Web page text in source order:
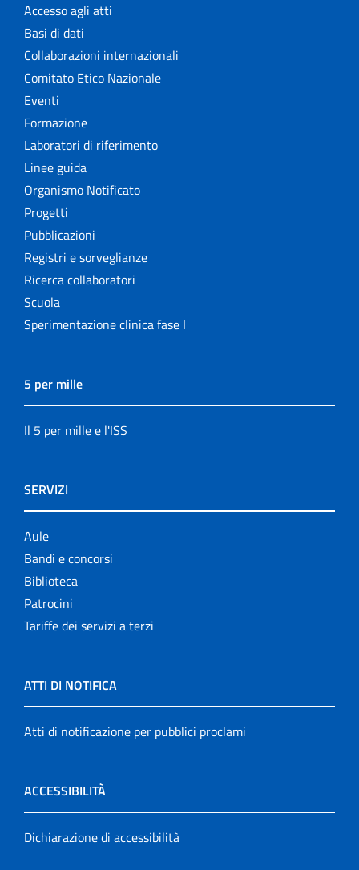
Accesso agli atti
Basi di dati
Collaborazioni internazionali
Comitato Etico Nazionale
Eventi
Formazione
Laboratori di riferimento
Linee guida
Organismo Notificato
Progetti
Pubblicazioni
Registri e sorveglianze
Ricerca collaboratori
Scuola
Sperimentazione clinica fase I
5 per mille
Il 5 per mille e l'ISS
SERVIZI
Aule
Bandi e concorsi
Biblioteca
Patrocini
Tariffe dei servizi a terzi
ATTI DI NOTIFICA
Atti di notificazione per pubblici proclami
ACCESSIBILITÀ
Dichiarazione di accessibilità